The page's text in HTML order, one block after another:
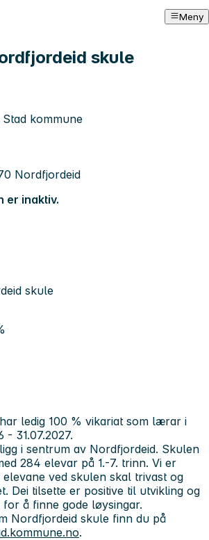
Meny
skule
kommune
Nordfjordeid
er inaktiv.
skule
ledig 100 % vikariat som lærar i
- 31.07.2027.
i sentrum av Nordfjordeid. Skulen
284 elevar på 1.-7. trinn. Vi er
ved skulen skal trivast og
Dei tilsette er positive til utvikling og
å finne gode løysingar.
Nordfjordeid skule finn du på
.